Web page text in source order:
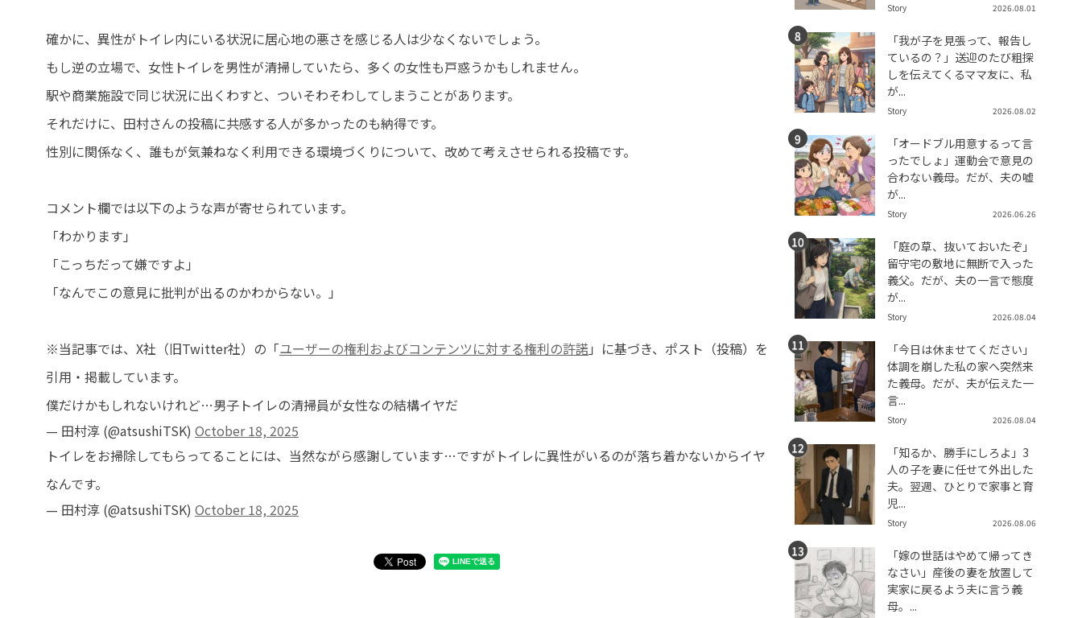
確かに、異性がトイレ内にいる状況に居心地の悪さを感じる人は少なくないでしょう。
もし逆の立場で、女性トイレを男性が清掃していたら、多くの女性も戸惑うかもしれません。
駅や商業施設で同じ状況に出くわすと、ついそわそわしてしまうことがあります。
それだけに、田村さんの投稿に共感する人が多かったのも納得です。
性別に関係なく、誰もが気兼ねなく利用できる環境づくりについて、改めて考えさせられる投稿です。
コメント欄では以下のような声が寄せられています。
「わかります」
「こっちだって嫌ですよ」
「なんでこの意見に批判が出るのかわからない。」
※当記事では、X社（旧Twitter社）の「ユーザーの権利およびコンテンツに対する権利の許諾 」に基づき、ポスト（投稿）を
引用・掲載しています。
僕だけかもしれないけれど…男子トイレの清掃員が女性なの結構イヤだ
— 田村淳 (@atsushiTSK) October 18, 2025
トイレをお掃除してもらってることには、当然ながら感謝しています…ですがトイレに異性がいるのが落ち着かないからイヤ
なんです。
— 田村淳 (@atsushiTSK) October 18, 2025
Story 2026.08.01
「我が子を見張って、報告し
ているの？」送迎のたび粗探
しを伝えてくるママ友に、私
が...
Story 2026.08.02
「オードブル用意するって言
ったでしょ」運動会で意見の
合わない義母。だが、夫の嘘
が...
Story 2026.06.26
「庭の草、抜いておいたぞ」
留守宅の敷地に無断で入った
義父。だが、夫の一言で態度
が...
Story 2026.08.04
「今日は休ませてください」
体調を崩した私の家へ突然来
た義母。だが、夫が伝えた一
言...
Story 2026.08.04
「知るか、勝手にしろよ」3
人の子を妻に任せて外出した
夫。翌週、ひとりで家事と育
児...
Story 2026.08.06
「嫁の世話はやめて帰ってき
なさい」産後の妻を放置して
実家に戻るよう夫に言う義
母。...